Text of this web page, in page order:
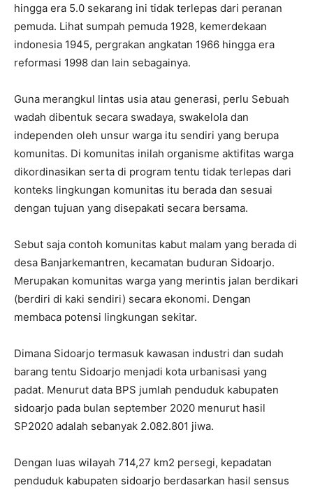
hingga era 5.0 sekarang ini tidak terlepas dari peranan
pemuda. Lihat sumpah pemuda 1928, kemerdekaan
indonesia 1945, pergrakan angkatan 1966 hingga era
reformasi 1998 dan lain sebagainya.
Guna merangkul lintas usia atau generasi, perlu Sebuah
wadah dibentuk secara swadaya, swakelola dan
independen oleh unsur warga itu sendiri yang berupa
komunitas. Di komunitas inilah organisme aktifitas warga
dikordinasikan serta di program tentu tidak terlepas dari
konteks lingkungan komunitas itu berada dan sesuai
dengan tujuan yang disepakati secara bersama.
Sebut saja contoh komunitas kabut malam yang berada di
desa Banjarkemantren, kecamatan buduran Sidoarjo.
Merupakan komunitas warga yang merintis jalan berdikari
(berdiri di kaki sendiri) secara ekonomi. Dengan
membaca potensi lingkungan sekitar.
Dimana Sidoarjo termasuk kawasan industri dan sudah
barang tentu Sidoarjo menjadi kota urbanisasi yang
padat. Menurut data BPS jumlah penduduk kabupaten
sidoarjo pada bulan september 2020 menurut hasil
SP2020 adalah sebanyak 2.082.801 jiwa.
Dengan luas wilayah 714,27 km2 persegi, kepadatan
penduduk kabupaten sidoarjo berdasarkan hasil sensus